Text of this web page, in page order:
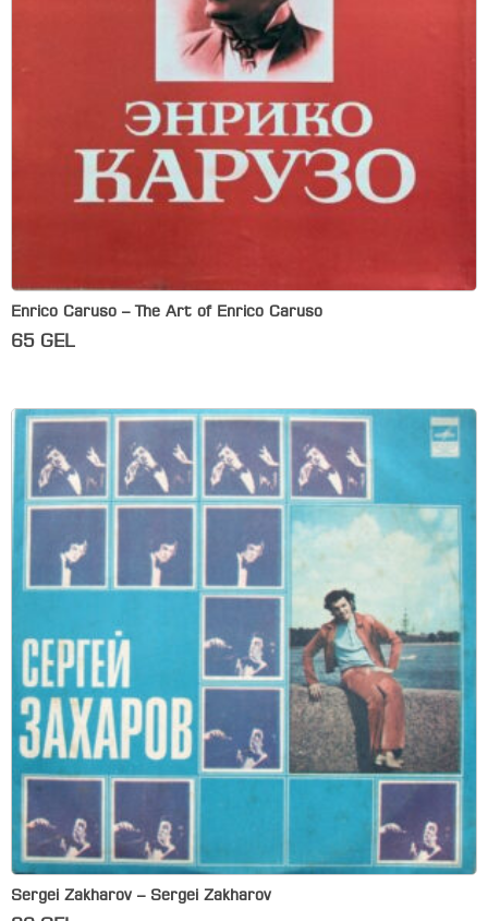
Enrico Caruso – The Art of Enrico Caruso
65 GEL
Sergei Zakharov – Sergei Zakharov